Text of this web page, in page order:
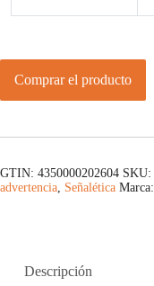
Comprar el producto
GTIN: 4350000202604 SKU:
advertencia, Señalética Marca:
Descripción